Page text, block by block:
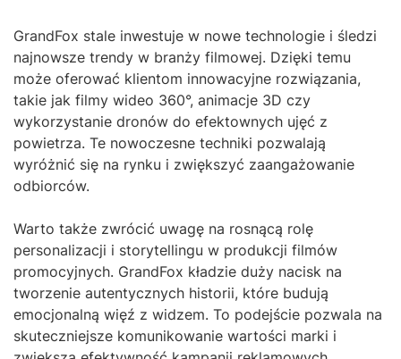
GrandFox stale inwestuje w nowe technologie i śledzi
najnowsze trendy w branży filmowej. Dzięki temu
może oferować klientom innowacyjne rozwiązania,
takie jak filmy wideo 360°, animacje 3D czy
wykorzystanie dronów do efektownych ujęć z
powietrza. Te nowoczesne techniki pozwalają
wyróżnić się na rynku i zwiększyć zaangażowanie
odbiorców.
Warto także zwrócić uwagę na rosnącą rolę
personalizacji i storytellingu w produkcji filmów
promocyjnych. GrandFox kładzie duży nacisk na
tworzenie autentycznych historii, które budują
emocjonalną więź z widzem. To podejście pozwala na
skuteczniejsze komunikowanie wartości marki i